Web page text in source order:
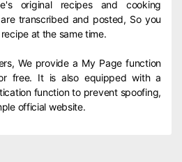
original recipes and cooking
transcribed and posted, So you
at the same time.
We provide a My Page function
free. It is also equipped with a
function to prevent spoofing,
official website.